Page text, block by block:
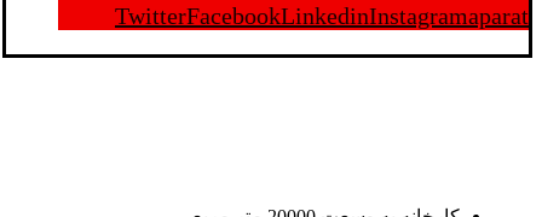
TwitterFacebookLinkedinInstagramaparat